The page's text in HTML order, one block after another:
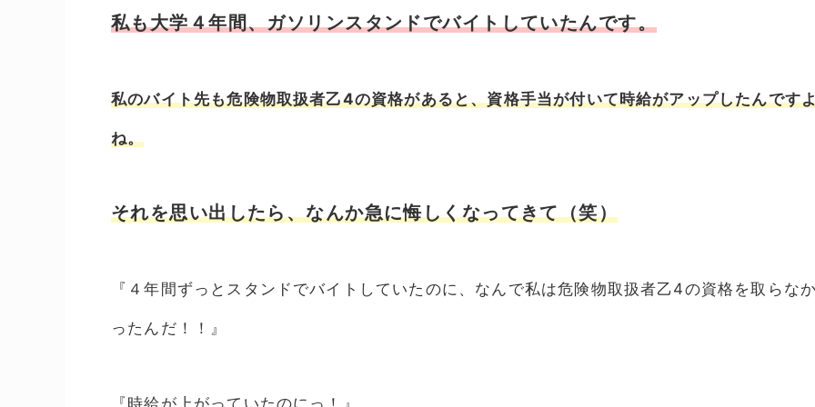
私も大学４年間、ガソリンスタンドでバイトしていたんです。
私のバイト先も危険物取扱者乙4の資格があると、資格手当が付いて時給がアップしたんです
ね。
それを思い出したら、なんか急に悔しくなってきて（笑）
『４年間ずっとスタンドでバイトしていたのに、なんで私は危険物取扱者乙4の資格を取らな
ったんだ！！』